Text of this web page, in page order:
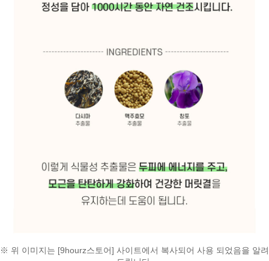
※ 위 이미지는 [9hourz스토어] 사이트에서 복사되어 사용 되었음을 알려